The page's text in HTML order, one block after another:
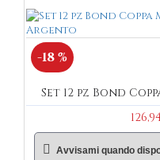
-18 %
Set 12 pz Bond
Avvisami quando